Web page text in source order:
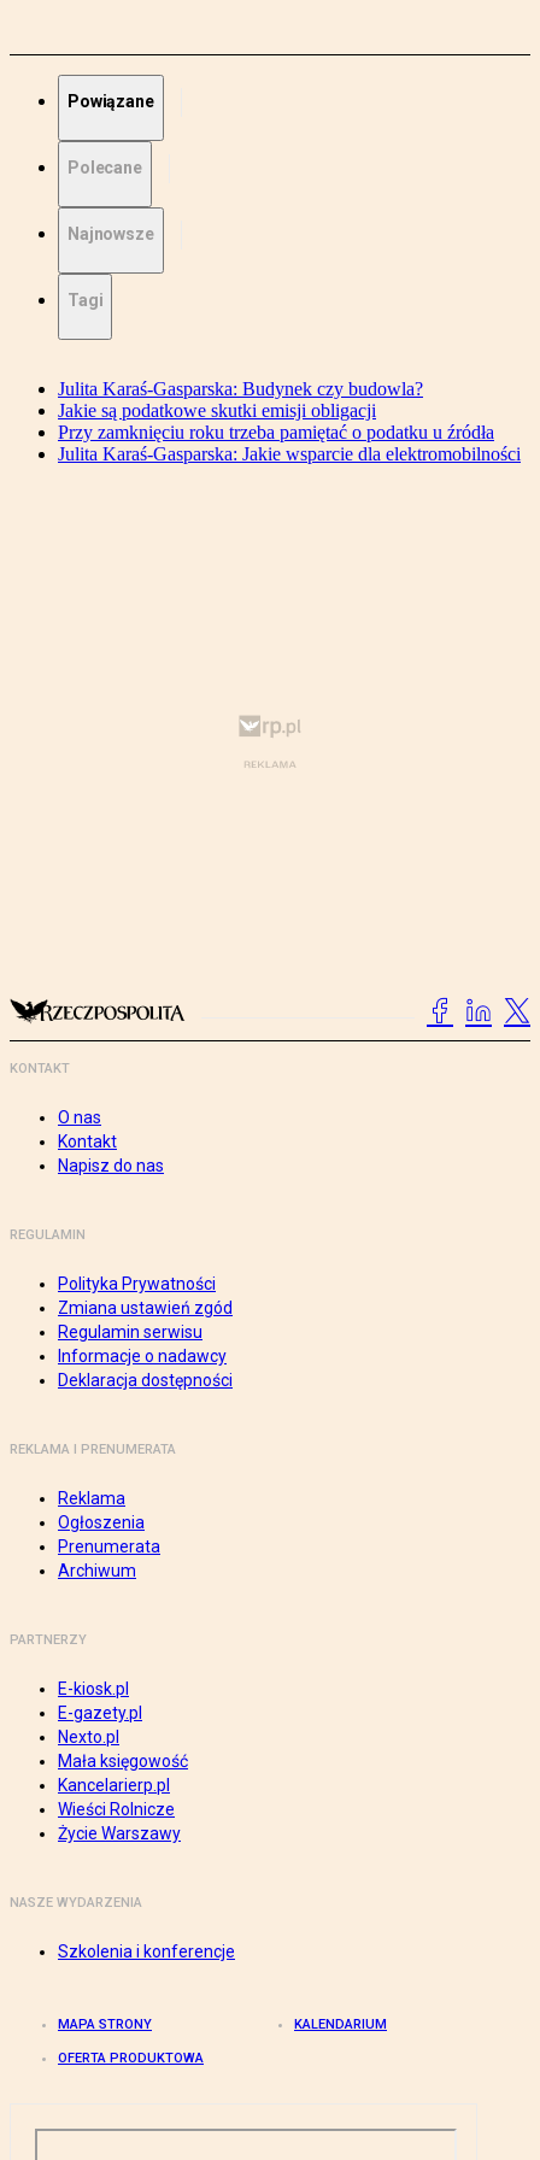
Powiązane
Polecane
Najnowsze
Tagi
Julita Karaś-Gasparska: Budynek czy budowla?
Jakie są podatkowe skutki emisji obligacji
Przy zamknięciu roku trzeba pamiętać o podatku u źródła
Julita Karaś-Gasparska: Jakie wsparcie dla elektromobilności
KONTAKT
O nas
Kontakt
Napisz do nas
REGULAMIN
Polityka Prywatności
Zmiana ustawień zgód
Regulamin serwisu
Informacje o nadawcy
Deklaracja dostępności
REKLAMA I PRENUMERATA
Reklama
Ogłoszenia
Prenumerata
Archiwum
PARTNERZY
E-kiosk.pl
E-gazety.pl
Nexto.pl
Mała księgowość
Kancelarierp.pl
Wieści Rolnicze
Życie Warszawy
NASZE WYDARZENIA
Szkolenia i konferencje
MAPA STRONY KALENDARIUM
OFERTA PRODUKTOWA